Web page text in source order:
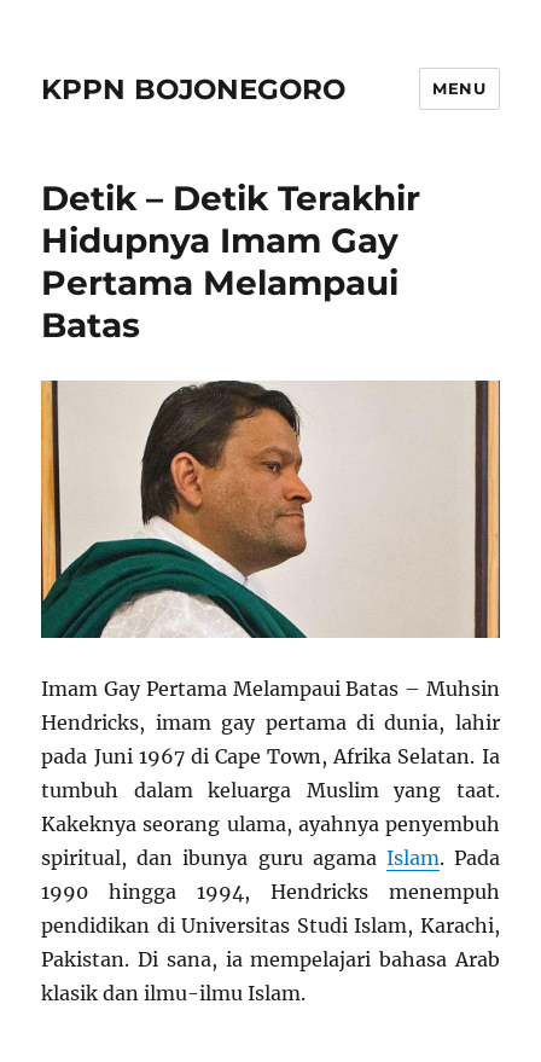
KPPN BOJONEGORO MENU
Detik – Detik Terakhir
Hidupnya Imam Gay
Pertama Melampaui
Batas
Imam Gay Pertama Melampaui Batas – Muhsin
Hendricks, imam gay pertama di dunia, lahir
pada Juni 1967 di Cape Town, Afrika Selatan. Ia
tumbuh dalam keluarga Muslim yang taat.
Kakeknya seorang ulama, ayahnya penyembuh
spiritual, dan ibunya guru agama Islam. Pada
1990 hingga 1994, Hendricks menempuh
pendidikan di Universitas Studi Islam, Karachi,
Pakistan. Di sana, ia mempelajari bahasa Arab
klasik dan ilmu-ilmu Islam.